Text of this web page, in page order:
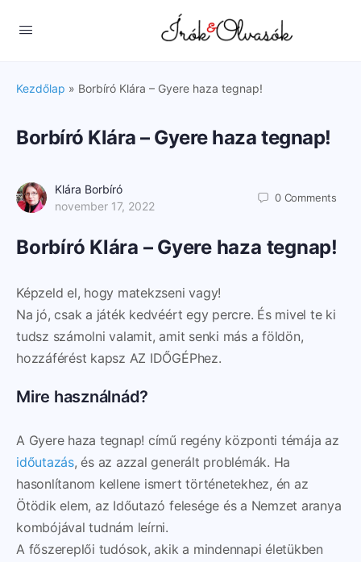
Kezdőlap » Borbíró Klára – Gyere haza tegnap!
Borbíró Klára – Gyere haza tegnap!
Klára Borbíró
november 17, 2022
0 Comments
Borbíró Klára – Gyere haza tegnap!
Képzeld el, hogy matekzseni vagy!
Na jó, csak a játék kedvéért egy percre. És mivel te ki
tudsz számolni valamit, amit senki más a földön,
hozzáférést kapsz AZ IDŐGÉPhez.
Mire használnád?
A Gyere haza tegnap! című regény központi témája az
időutazás, és az azzal generált problémák. Ha
hasonlítanom kellene ismert történetekhez, én az
Ötödik elem, az Időutazó felesége és a Nemzet aranya
kombójával tudnám leírni.
A főszereplői tudósok, akik a mindennapi életükben